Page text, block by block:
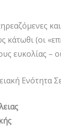
κάτωθι (οι
ευκολίας
Ενότητα